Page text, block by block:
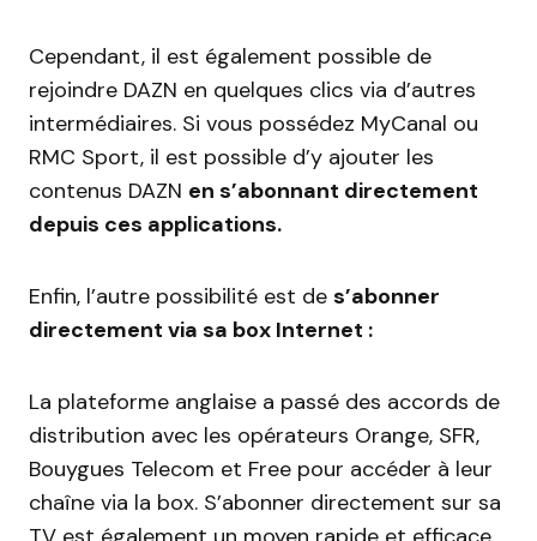
Cependant, il est également possible de
rejoindre DAZN en quelques clics via d’autres
intermédiaires. Si vous possédez MyCanal ou
RMC Sport, il est possible d’y ajouter les
contenus DAZN en s’abonnant directement
depuis ces applications.
Enfin, l’autre possibilité est de s’abonner
directement via sa box Internet :
La plateforme anglaise a passé des accords de
distribution avec les opérateurs Orange, SFR,
Bouygues Telecom et Free pour accéder à leur
chaîne via la box. S’abonner directement sur sa